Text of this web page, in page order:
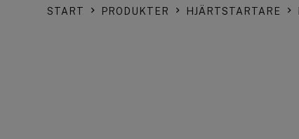
START PRODUKTER HJÄRTSTARTARE